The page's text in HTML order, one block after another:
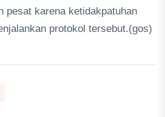
pesat karena ketidakpatuhan
protokol tersebut.(gos)